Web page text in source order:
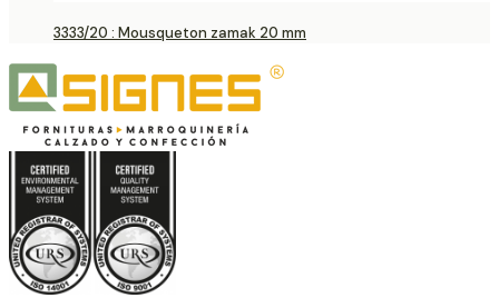
3333/20 : Mousqueton zamak 20 mm